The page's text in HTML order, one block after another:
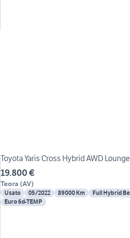
Toyota Yaris Cross Hybrid AWD Lounge
19.800 €
Teora (AV)
Usato 05/2022 89000 Km Full Hybrid
Euro 6d-TEMP